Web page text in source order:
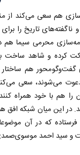
هم سعی می‌کند از
و ناگفته‌های تاریخ را
محرمی سیما هم
کرده و شاهد ساخت
گفت‌و‌گومحور هم
دعوت می‌شوند، سعی
هم با خود همراه
در این میان شبکه افق هم
فرستاده که در آن
و سید احمد موسوی‌صمدی،